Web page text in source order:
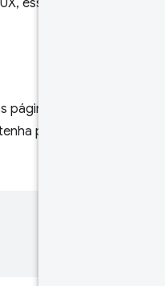
esses identificadores são
dessa origem são
páginas conforme